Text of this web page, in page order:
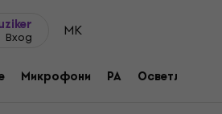
Вход MK
Микрофони PA Осветление
46